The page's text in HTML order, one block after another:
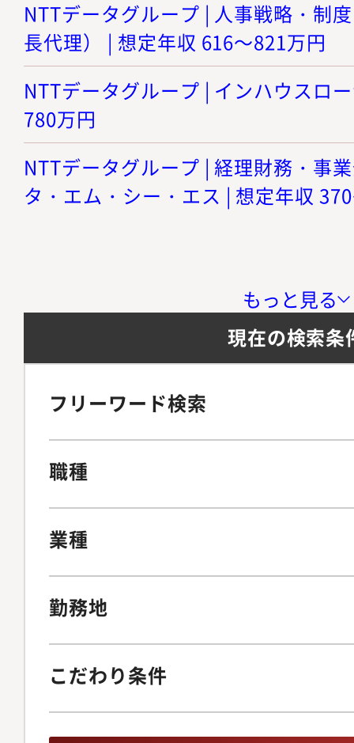
NTTデータグループ | 人事戦略・制
長代理） | 想定年収 616～821万円
NTTデータグループ | インハウスロ
780万円
NTTデータグループ | 経理財務・事
タ・エム・シー・エス | 想定年収
もっと見る
現在の検索条
フリーワード検索
職種
業種
勤務地
こだわり条件